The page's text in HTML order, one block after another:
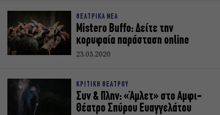
ΘΕΑΤΡΙΚΑ ΝΕΑ
Mistero Buffo: Δείτε την
κορυφαία παράσταση online
23.03.2020
ΚΡΙΤΙΚΗ ΘΕΑΤΡΟΥ
Συν & Πλην: «Άμλετ» στο Αμφι-
Θέατρο Σπύρου Ευαγγελάτου